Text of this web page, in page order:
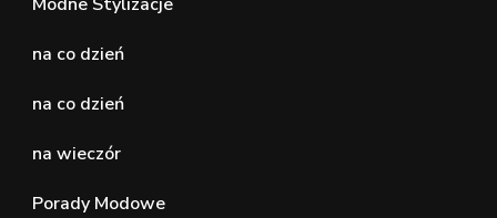
na co dzień
na co dzień
na wieczór
Porady Modowe